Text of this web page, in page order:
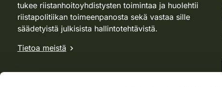
tukee riistanhoitoyhdistysten toimintaa ja huolehtii
riistapolitiikan toimeenpanosta sekä vastaa sille
säädetyistä julkisista hallintotehtävistä.
Tietoa meistä